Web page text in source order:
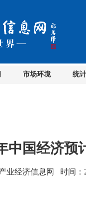
市场环境 统
中国经济预
业经济信息网 时间：